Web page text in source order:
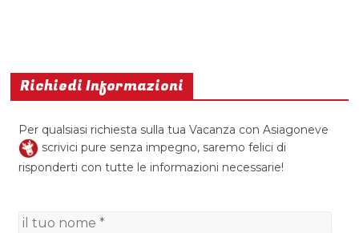
Richiedi Informazioni
Per qualsiasi richiesta sulla tua Vacanza con Asiagoneve
scrivici pure senza impegno, saremo felici di
risponderti con tutte le informazioni necessarie!